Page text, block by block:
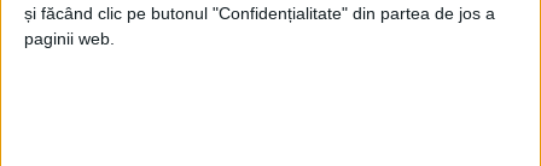
și făcând clic pe butonul "Confidențialitate" din partea de jos a
paginii web.